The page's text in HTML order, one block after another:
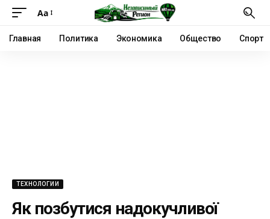
Аа
Главная Политика Экономика Общество Спорт
ТЕХНОЛОГИИ
Як позбутися надокучливої ​​